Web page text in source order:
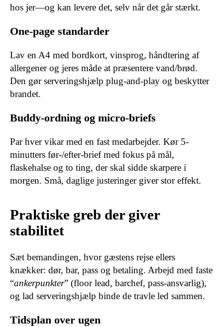
hos jer—og kan levere det, selv når det går stærkt.
One-page standarder
Lav en A4 med bordkort, vinsprog, håndtering af
allergener og jeres måde at præsentere vand/brød.
Den gør serveringshjælp plug-and-play og beskytter
brandet.
Buddy-ordning og micro-briefs
Par hver vikar med en fast medarbejder. Kør 5-
minutters før-/efter-brief med fokus på mål,
flaskehalse og to ting, der skal sidde skarpere i
morgen. Små, daglige justeringer giver stor effekt.
Praktiske greb der giver
stabilitet
Sæt bemandingen, hvor gæstens rejse ellers
knækker: dør, bar, pass og betaling. Arbejd med faste
“ankerpunkter” (floor lead, barchef, pass-ansvarlig),
og lad serveringshjælp binde de travle led sammen.
Tidsplan over ugen